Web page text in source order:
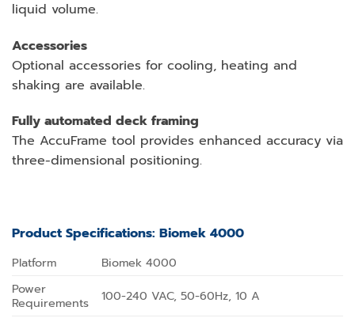
liquid volume.
Accessories
Optional accessories for cooling, heating and
shaking are available.
Fully automated deck framing
The AccuFrame tool provides enhanced accuracy via
three-dimensional positioning.
Product Specifications: Biomek 4000
Platform
Biomek 4000
Power
Requirements
100-240 VAC, 50-60Hz, 10 A